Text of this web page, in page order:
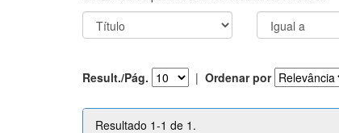
Result./Pág. | Ordenar por
Resultado 1-1 de 1.